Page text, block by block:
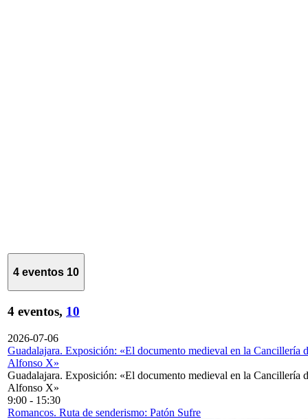
4 eventos 10
4 eventos, 10
2026-07-06
Guadalajara. Exposición: «El documento medieval en la Cancillería
Alfonso X»
Guadalajara. Exposición: «El documento medieval en la Cancillería
Alfonso X»
9:00 - 15:30
Romancos. Ruta de senderismo: Patón Sufre